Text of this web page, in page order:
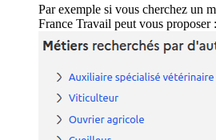
Par exemple si vous cherchez un
France Travail peut vous proposer :